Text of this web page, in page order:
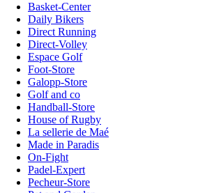
Basket-Center
Daily Bikers
Direct Running
Direct-Volley
Espace Golf
Foot-Store
Galopp-Store
Golf and co
Handball-Store
House of Rugby
La sellerie de Maé
Made in Paradis
On-Fight
Padel-Expert
Pecheur-Store